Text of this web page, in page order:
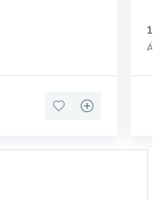
seguro e
a família crescer